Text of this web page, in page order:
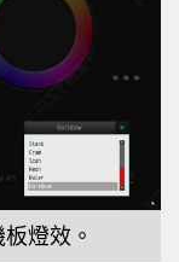
燈效。